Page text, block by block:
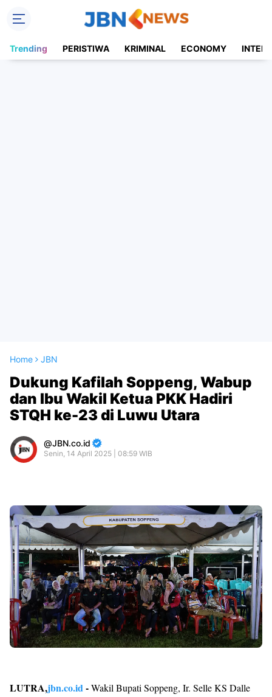
Trending PERISTIWA KRIMINAL ECONOMY
Home JBN
Dukung Kafilah Soppeng, Wabup
dan Ibu Wakil Ketua PKK Hadiri
STQH ke-23 di Luwu Utara
JBN.co.id
Senin, 14 April 2025 | 08:59 WIB
LUTRA,jbn.co.id-Wakil Bupati Soppeng, Ir. Selle KS Dalle